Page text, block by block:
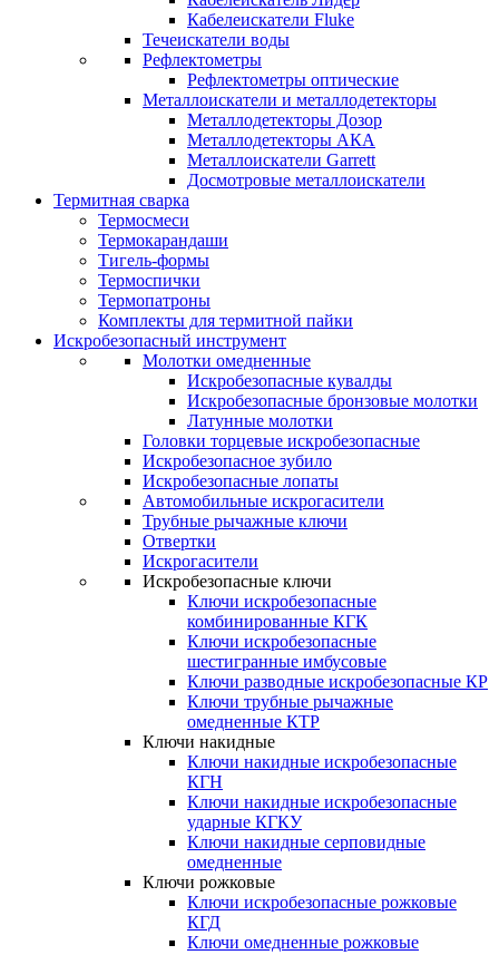
Кабелеискатели Fluke
Течеискатели воды
Рефлектометры
Рефлектометры оптические
Металлоискатели и металлодетекторы
Металлодетекторы Дозор
Металлодетекторы АКА
Металлоискатели Garrett
Досмотровые металлоискатели
Термитная сварка
Термосмеси
Термокарандаши
Тигель-формы
Термоспички
Термопатроны
Комплекты для термитной пайки
Искробезопасный инструмент
Молотки омедненные
Искробезопасные кувалды
Искробезопасные бронзовые молотки
Латунные молотки
Головки торцевые искробезопасные
Искробезопасное зубило
Искробезопасные лопаты
Автомобильные искрогасители
Трубные рычажные ключи
Отвертки
Искрогасители
Искробезопасные ключи
Ключи искробезопасные
комбинированные КГК
Ключи искробезопасные
шестигранные имбусовые
Ключи разводные искробезопасные КР
Ключи трубные рычажные
омедненные КТР
Ключи накидные
Ключи накидные искробезопасные
КГН
Ключи накидные искробезопасные
ударные КГКУ
Ключи накидные серповидные
омедненные
Ключи рожковые
Ключи искробезопасные рожковые
КГД
Ключи омедненные рожковые